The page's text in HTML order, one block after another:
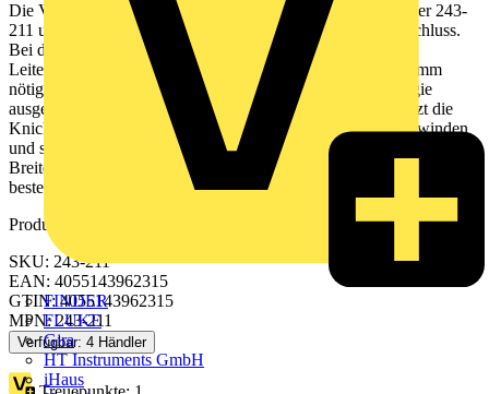
FINDER
FLUKE
Gira
HT Instruments GmbH
iHaus
Die Verbindungsklemme zum Stecken hat die Artikelnummer 243-
211 und ermöglicht einen einfachen und zuverlässigen Anschluss.
Bei dieser Verbindungsklemme zum Stecken ist für den
Leiteranschluss eine Abisolierlänge im Bereich von 5 bis 6 mm
nötig. Dieses Produkt ist mit der PUSH WIRE®-Technologie
ausgestattet. Der Steckklemmanschluss PUSH WIRE® nutzt die
Knicksteifigkeit der Leiter, um damit die Federkraft zu überwinden
und so den Leiter leichter zu klemmen. Die Abmessungen sind in
Breite x Höhe x Tiefe (10 x 11,5 x 10) mm. Die Kontaktoberfläche
besteht aus Zinn.
Produktkennzeichen
SKU: 243-211
EAN: 4055143962315
GTIN: 4055143962315
MPN: 243-211
Verfügbar: 4 Händler